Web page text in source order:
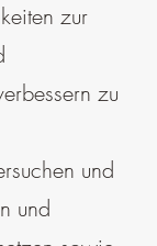
zur
zu
und
und